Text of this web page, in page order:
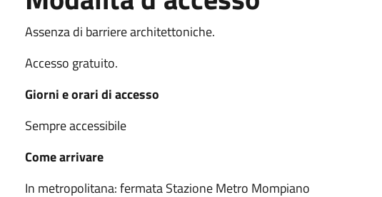
Assenza di barriere architettoniche.
Accesso gratuito.
Giorni e orari di accesso
Sempre accessibile
Come arrivare
In metropolitana: fermata Stazione Metro Mompiano